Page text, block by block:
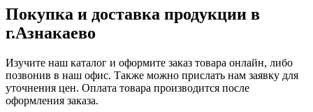
Покупка и доставка продукции в
г.Азнакаево
Изучите наш каталог и оформите заказ товара онлайн, либо
позвонив в наш офис. Также можно прислать нам заявку для
уточнения цен. Оплата товара производится после
оформления заказа.